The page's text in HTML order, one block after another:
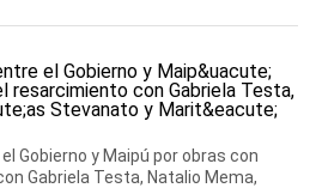
Gobierno y Maipú por obras con
Gabriela Testa, Natalio Mema,